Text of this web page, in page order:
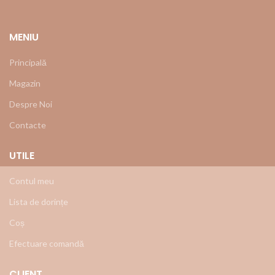
MENIU
Principală
Magazin
Despre Noi
Contacte
UTILE
Contul meu
Lista de dorințe
Coș
Efectuare comandă